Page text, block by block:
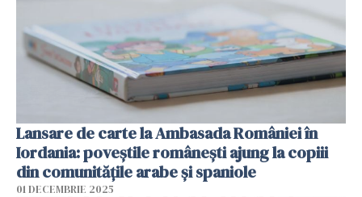
Lansare de carte la Ambasada României în
Iordania: poveștile românești ajung la copiii
din comunitățile arabe și spaniole
01 DECEMBRIE 2025